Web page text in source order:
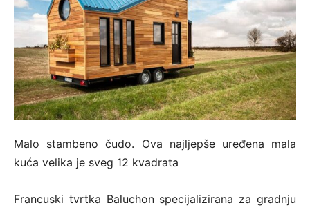
Malo stambeno čudo. Ova najljepše uređena mala
kuća velika je sveg 12 kvadrata
Francuski tvrtka Baluchon specijalizirana za gradnju